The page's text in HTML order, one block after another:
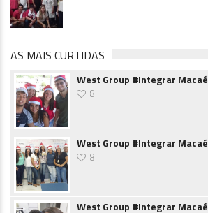
AS MAIS CURTIDAS
West Group #Integrar Macaé
8
West Group #Integrar Macaé
8
West Group #Integrar Macaé